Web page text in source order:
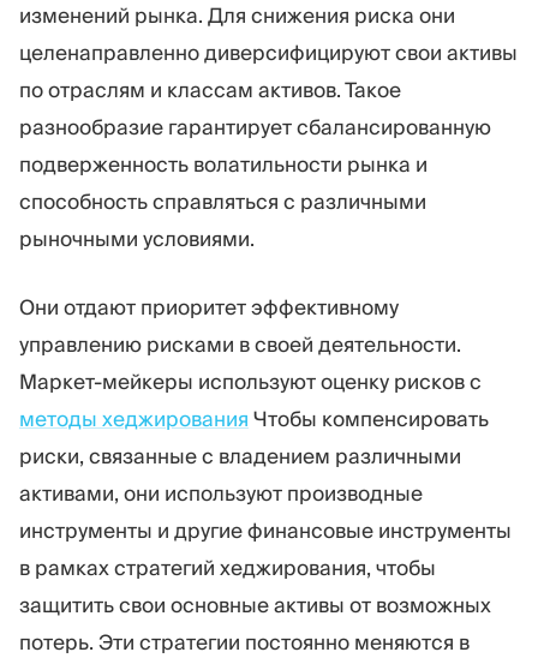
изменений рынка. Для снижения риска они
целенаправленно диверсифицируют свои активы
по отраслям и классам активов. Такое
разнообразие гарантирует сбалансированную
подверженность волатильности рынка и
способность справляться с различными
рыночными условиями.
Они отдают приоритет эффективному
управлению рисками в своей деятельности.
Маркет-мейкеры используют оценку рисков с
методы хеджирования Чтобы компенсировать
риски, связанные с владением различными
активами, они используют производные
инструменты и другие финансовые инструменты
в рамках стратегий хеджирования, чтобы
защитить свои основные активы от возможных
потерь. Эти стратегии постоянно меняются в